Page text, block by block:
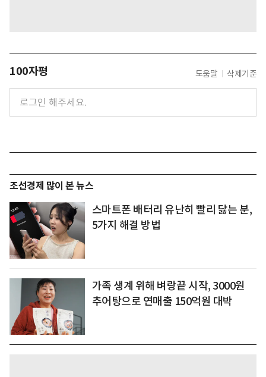
100자평 도움말 삭제기준
조선경제 많이 본 뉴스
스마트폰 배터리 유난히 빨리 닳는 분,
5가지 해결 방법
가족 생계 위해 벼랑끝 시작, 3000원
추어탕으로 연매출 150억원 대박